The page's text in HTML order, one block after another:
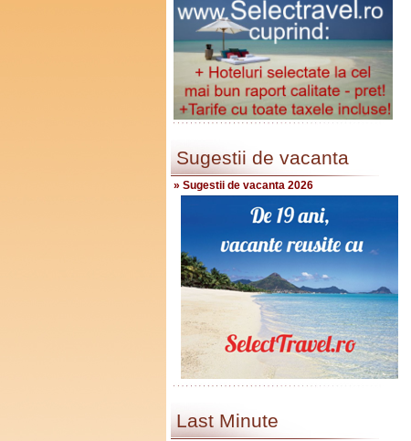
Sugestii de vacanta
» Sugestii de vacanta 2026
Last Minute